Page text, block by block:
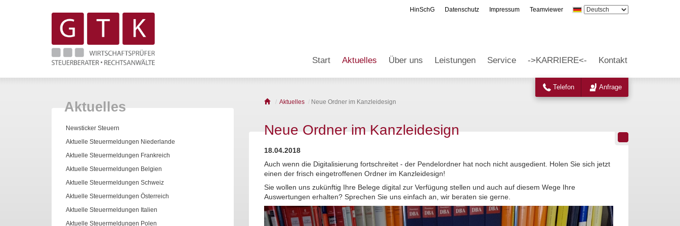
HinSchG Datenschutz Impressum Teamviewer
Start Aktuelles Über uns Leistungen Service ->KARRIERE<- Kontakt
Telefon Anfrage
Aktuelles Neue Ordner im Kanzleidesign
Neue Ordner im Kanzleidesign
18.04.2018
Auch wenn die Digitalisierung fortschreitet - der Pendelordner hat noch nicht ausgedient. Holen Sie sich jetzt
einen der frisch eingetroffenen Ordner im Kanzleidesign!
Sie wollen uns zukünftig Ihre Belege digital zur Verfügung stellen und auch auf diesem Wege Ihre
Auswertungen erhalten? Sprechen Sie uns einfach an, wir beraten sie gerne.
Aktuelles
Newsticker Steuern
Aktuelle Steuermeldungen Niederlande
Aktuelle Steuermeldungen Frankreich
Aktuelle Steuermeldungen Belgien
Aktuelle Steuermeldungen Schweiz
Aktuelle Steuermeldungen Österreich
Aktuelle Steuermeldungen Italien
Aktuelle Steuermeldungen Polen